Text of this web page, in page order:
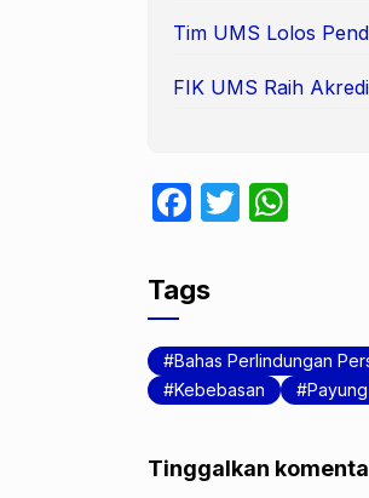
Tim UMS Lolos
FIK UMS Raih
F
c
e
b
o
k
T
A
p
Tags
Bahas Perlindungan
Kebebasan
Tinggalkan